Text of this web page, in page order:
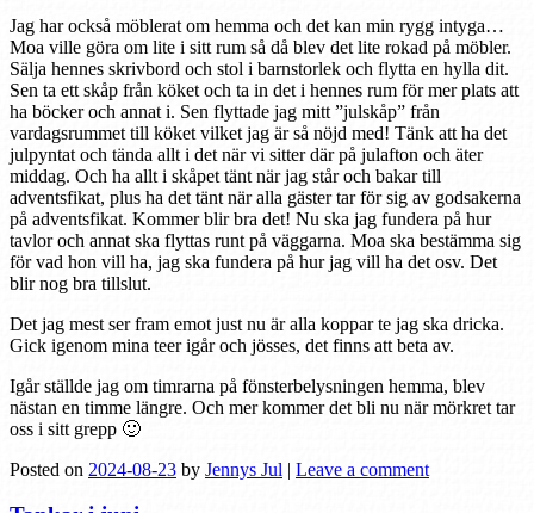
Jag har också möblerat om hemma och det kan min rygg intyga…
Moa ville göra om lite i sitt rum så då blev det lite rokad på möbler.
Sälja hennes skrivbord och stol i barnstorlek och flytta en hylla dit.
Sen ta ett skåp från köket och ta in det i hennes rum för mer plats att
ha böcker och annat i. Sen flyttade jag mitt ”julskåp” från
vardagsrummet till köket vilket jag är så nöjd med! Tänk att ha det
julpyntat och tända allt i det när vi sitter där på julafton och äter
middag. Och ha allt i skåpet tänt när jag står och bakar till
adventsfikat, plus ha det tänt när alla gäster tar för sig av godsakerna
på adventsfikat. Kommer blir bra det! Nu ska jag fundera på hur
tavlor och annat ska flyttas runt på väggarna. Moa ska bestämma sig
för vad hon vill ha, jag ska fundera på hur jag vill ha det osv. Det
blir nog bra tillslut.
Det jag mest ser fram emot just nu är alla koppar te jag ska dricka.
Gick igenom mina teer igår och jösses, det finns att beta av.
Igår ställde jag om timrarna på fönsterbelysningen hemma, blev
nästan en timme längre. Och mer kommer det bli nu när mörkret tar
oss i sitt grepp 🙂
Posted on 2024-08-23 by Jennys Jul | Leave a comment